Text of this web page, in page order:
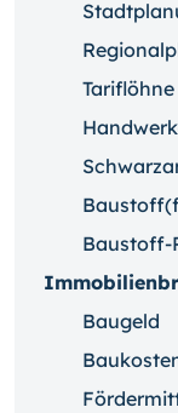
Tariflöhne
Baustoff-
Baugeld